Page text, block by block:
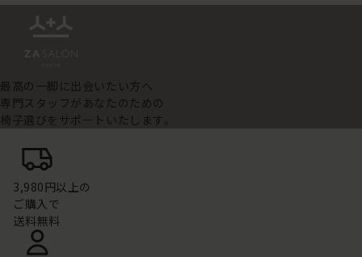
最高の一脚に出会いたい方へ
専門スタッフがあなたのための
椅子選びをサポートいたします。
3,980円以上の
ご購入で
送料無料